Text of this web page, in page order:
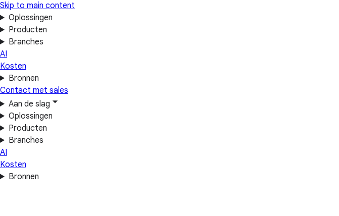
Skip to main content
Oplossingen
Producten
Branches
AI
Kosten
Bronnen
Contact met sales
Aan de slag
Oplossingen
Producten
Branches
AI
Kosten
Bronnen